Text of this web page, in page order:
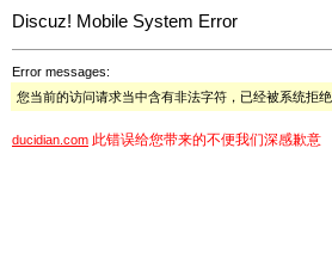
Discuz! Mobile System Error
Error messages:
您当前的访问请求当中含有非法字符，已经被系统拒绝
ducidian.com 此错误给您带来的不便我们深感歉意